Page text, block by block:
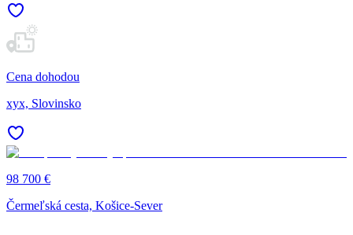
Cena dohodou
xyx, Slovinsko
98 700 €
Čermeľská cesta, Košice-Sever